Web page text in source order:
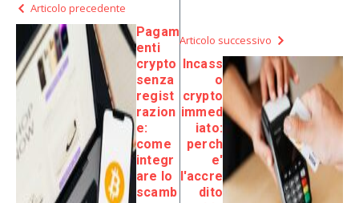
Articolo precedente
Pagam
enti
crypto
senza
regist
razion
e:
come
integr
are lo
scamb
Articolo successivo
Incass
o
crypto
immed
iato:
perch
e'
l'accre
dito